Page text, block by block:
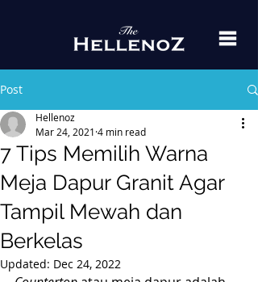
Post
7 Tips Memilih Warna
Meja Dapur Granit Agar
Tampil Mewah dan
Berkelas
Hellenoz
Mar 24, 2021 4 min read
Updated: Dec 24, 2022